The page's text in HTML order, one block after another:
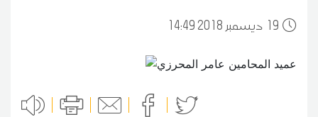
19 14:49 2018 ديسمبر